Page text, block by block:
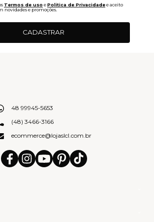
Termos de uso ePolitica de Privacidadee aceito
novidades e promoções.
CADASTRAR
48 99945-5653
(48) 3466-3166
ecommerce@lojaslcl.com.br